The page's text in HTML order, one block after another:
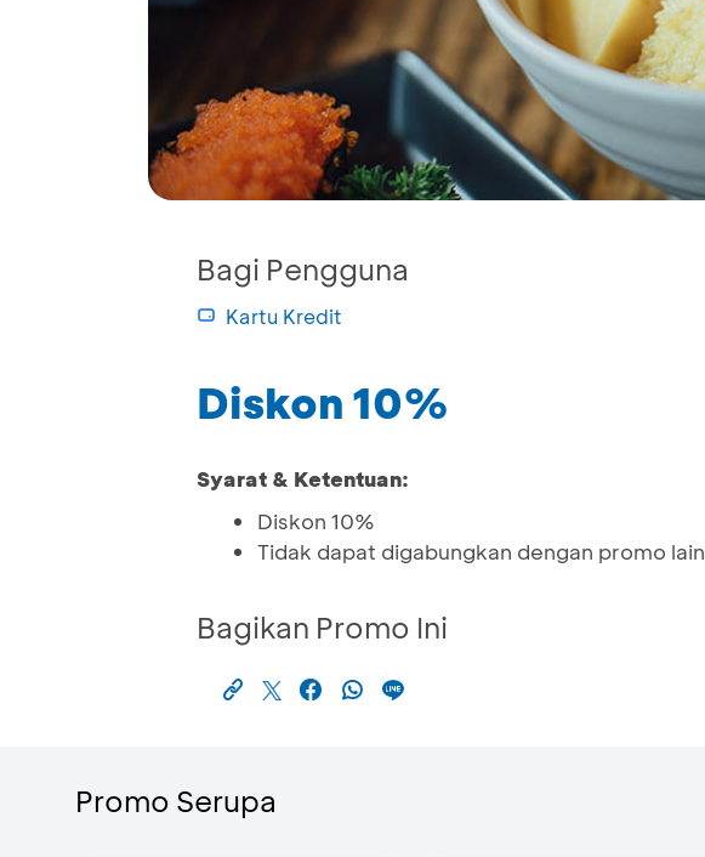
Bagi Pengguna
Kartu Kredit
Diskon 10%
Syarat & Ketentuan:
Diskon 10%
Tidak dapat digabungkan dengan promo lain
Bagikan Promo Ini
Promo Serupa